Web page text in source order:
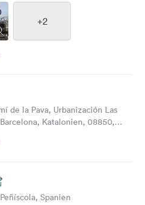
+2
de la Pava, Urbanización Las
Katalonien, 08850,
Spanien